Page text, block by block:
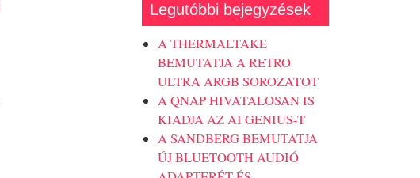
Legutóbbi bejegyzések
A THERMALTAKE
BEMUTATJA A RETRO
ULTRA ARGB SOROZATOT
A QNAP HIVATALOSAN IS
KIADJA AZ AI GENIUS-T
A SANDBERG BEMUTATJA
ÚJ BLUETOOTH AUDIÓ